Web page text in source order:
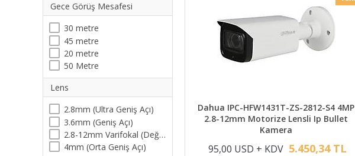
Gece Görüş Mesafesi
30 metre
45 metre
20 metre
50 Metre
Lens
2.8mm (Ultra Geniş Açı)
3.6mm (Geniş Açı)
2.8-12mm Varifokal (Değişebilen) Lens
4mm (Orta Geniş Açı)
Dahua IPC-HFW1431T-ZS-2812-S4 4MP
2.8-12mm Motorize Lensli Ip Bullet
Kamera
95,00 USD + KDV 5.450,34 TL